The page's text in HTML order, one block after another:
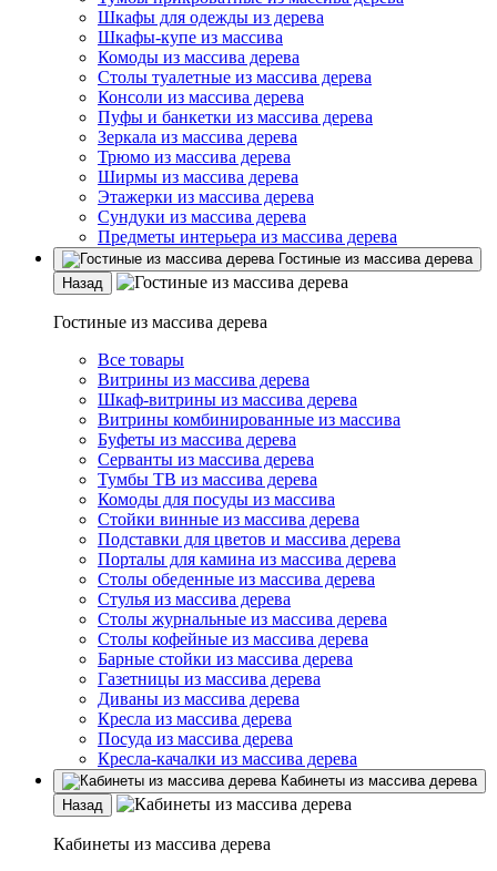
Шкафы для одежды из дерева
Шкафы-купе из массива
Комоды из массива дерева
Столы туалетные из массива дерева
Консоли из массива дерева
Пуфы и банкетки из массива дерева
Зеркала из массива дерева
Трюмо из массива дерева
Ширмы из массива дерева
Этажерки из массива дерева
Сундуки из массива дерева
Предметы интерьера из массива дерева
Гостиные из массива дерева
Назад
Гостиные из массива дерева
Все товары
Витрины из массива дерева
Шкаф-витрины из массива дерева
Витрины комбинированные из массива
Буфеты из массива дерева
Серванты из массива дерева
Тумбы ТВ из массива дерева
Комоды для посуды из массива
Стойки винные из массива дерева
Подставки для цветов и массива дерева
Порталы для камина из массива дерева
Столы обеденные из массива дерева
Стулья из массива дерева
Столы журнальные из массива дерева
Столы кофейные из массива дерева
Барные стойки из массива дерева
Газетницы из массива дерева
Диваны из массива дерева
Кресла из массива дерева
Посуда из массива дерева
Кресла-качалки из массива дерева
Кабинеты из массива дерева
Назад
Кабинеты из массива дерева